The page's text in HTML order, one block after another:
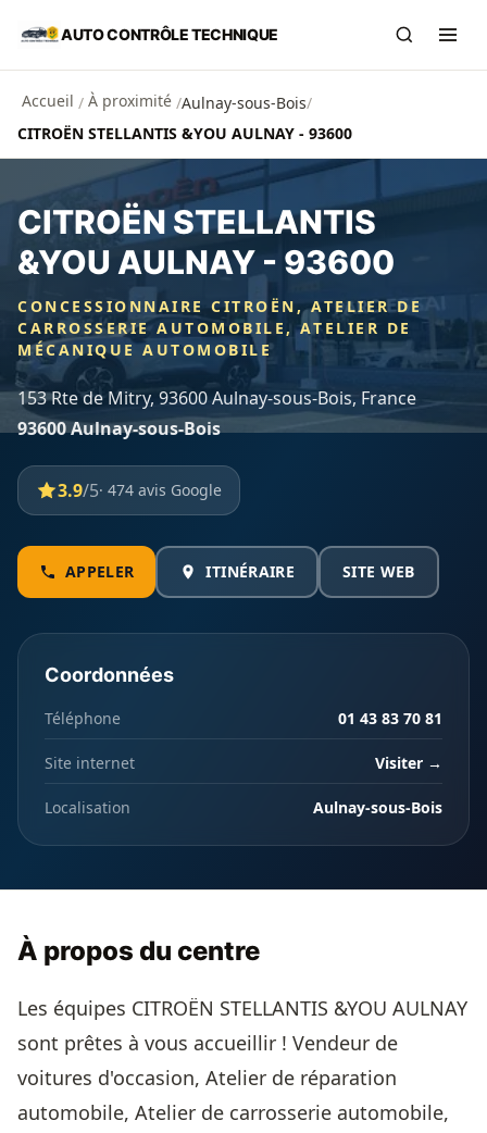
Aller au contenu principal
AUTO CONTRÔLE TECHNIQUE
Accueil / À proximité /Aulnay-sous-Bois/
CITROËN STELLANTIS &YOU AULNAY - 93600
CITROËN STELLANTIS
&YOU AULNAY - 93600
CONCESSIONNAIRE CITROËN, ATELIER DE
CARROSSERIE AUTOMOBILE, ATELIER DE
MÉCANIQUE AUTOMOBILE
153 Rte de Mitry, 93600 Aulnay-sous-Bois, France
93600 Aulnay-sous-Bois
3.9/5· 474 avis Google
APPELER ITINÉRAIRE SITE WEB
Coordonnées
Téléphone 01 43 83 70 81
Site internet Visiter →
Localisation Aulnay-sous-Bois
À propos du centre
Les équipes CITROËN STELLANTIS &YOU AULNAY
sont prêtes à vous accueillir ! Vendeur de
voitures d'occasion, Atelier de réparation
automobile, Atelier de carrosserie automobile,